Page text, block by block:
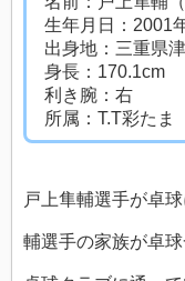
生年月日：2001
出身地：三重県
身長：170.1cm
利き腕：右
所属：T.T彩たま
戸上隼輔選手が卓
輔選手の家族が卓